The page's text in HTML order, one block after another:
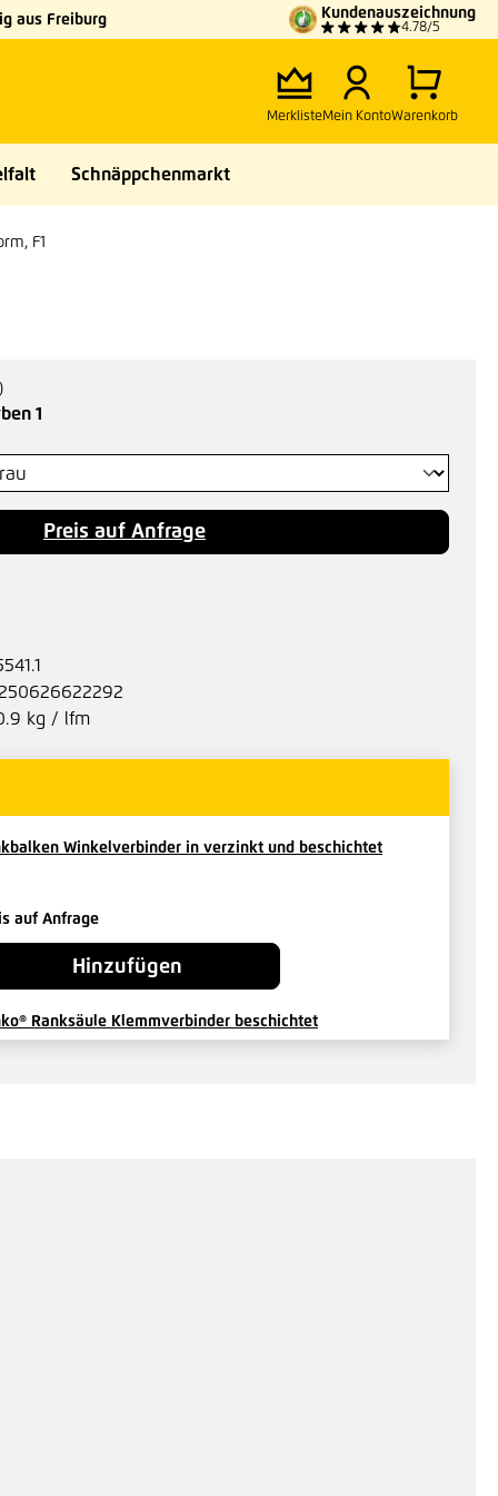
aus Freiburg Kundenauszeichnung
4.78/5
MerklisteMein KontoWarenkorb
Schnäppchenmarkt
F1
1
Preis auf Anfrage
kg / lfm
Winkelverbinder in verzinkt und beschichtet
auf Anfrage
Hinzufügen
Ranksäule Klemmverbinder beschichtet